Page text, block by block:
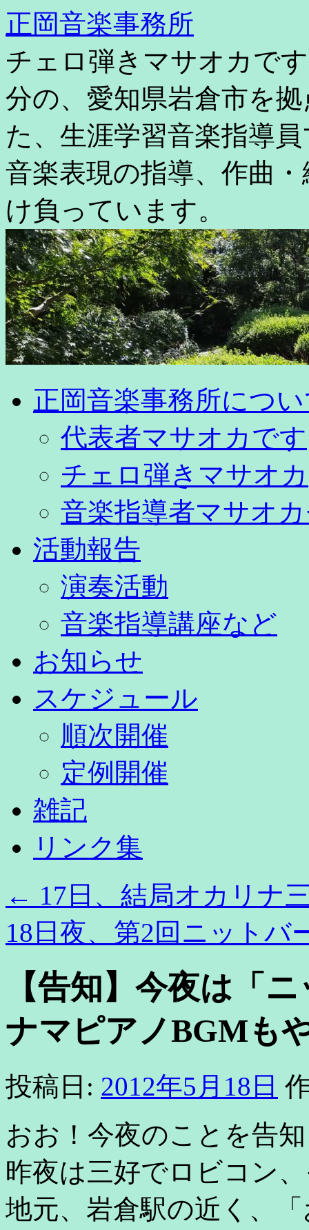
コ
テ
ン
ツ
へ
ス
キ
ッ
プ
正岡音楽事務所
チェロ弾きマサオカで
分の、愛知県岩倉市を
た、生涯学習音楽指導
音楽表現の指導、作曲
け負っています。
正岡音楽事務所につ
代表者マサオカです
チェロ弾きマサオカ
音楽指導者マサオ
活動報告
演奏活動
音楽指導講座など
お知らせ
スケジュール
順次開催
定例開催
雑記
リンク集
← 17日、結局オカリナ
18日夜、第2回ニット
【告知】今夜は「
ナマピアノBGMも
投稿日: 2012年5月18日
おお！今夜のことを告
昨夜は三好でロビコン
地元、岩倉駅の近く、